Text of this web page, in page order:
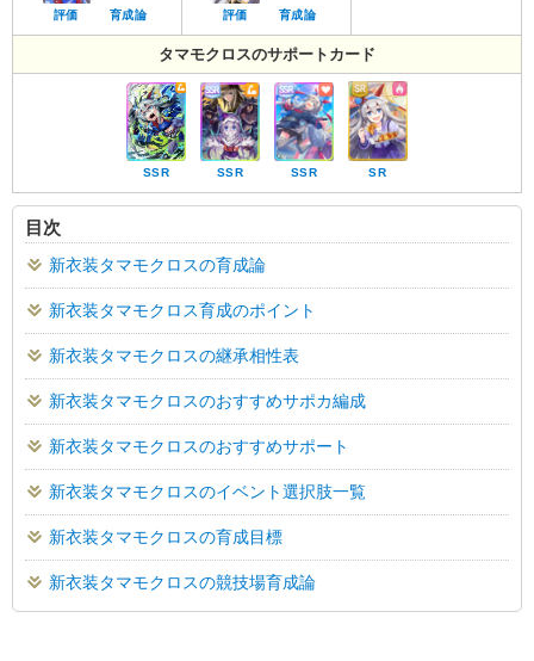
評価 育成論 評価 育成論
タマモクロスのサポートカード
SSR SSR SSR SR
目次
新衣装タマモクロスの育成論
新衣装タマモクロス育成のポイント
新衣装タマモクロスの継承相性表
新衣装タマモクロスのおすすめサポカ編成
新衣装タマモクロスのおすすめサポート
新衣装タマモクロスのイベント選択肢一覧
新衣装タマモクロスの育成目標
新衣装タマモクロスの競技場育成論